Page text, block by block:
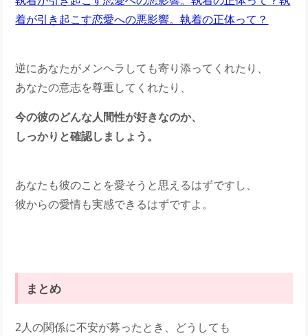
着が引き起こす恋愛への悪影響。執着の正体って？
逆にあなたがメンヘラしても寄り添ってくれたり、
あなたの意志を尊重してくれたり、
今の彼のどんな人間性が好きなのか、
しっかりと確認しましょう。
あなたも彼のことを愛そうと思えるはずですし、
彼からの愛情も実感できるはずですよ。
まとめ
2人の関係に不安が募ったとき、どうしても